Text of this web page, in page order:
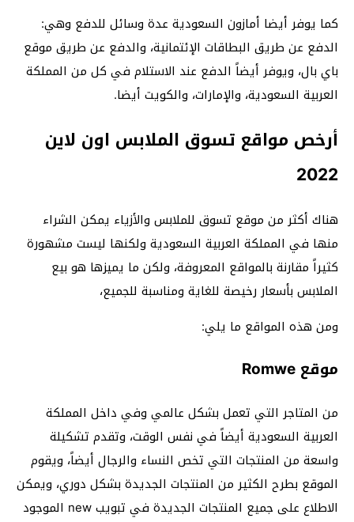
كما يوفر أيضا أمازون السعودية عدة وسائل للدفع وهي:
الدفع عن طريق البطاقات الإئتمانية، والدفع عن طريق موقع
باي بال، ويوفر أيضاً الدفع عند الاستلام في كل من المملكة
العربية السعودية، والإمارات، والكويت أيضا.
أرخص مواقع تسوق الملابس اون لاين
2022
هناك أكثر من موقع تسوق للملابس والأزياء يمكن الشراء
منها في المملكة العربية السعودية ولكنها ليست مشهورة
كثيراً مقارنة بالمواقع المعروفة، ولكن ما يميزها هو بيع
الملابس بأسعار رخيصة للغاية ومناسبة للجميع،
ومن هذه المواقع ما يلي:
موقع Romwe
من المتاجر التي تعمل بشكل عالمي وفي داخل المملكة
العربية السعودية أيضاً في نفس الوقت، وتقدم تشكيلة
واسعة من المنتجات التي تخص النساء والرجال أيضاً، ويقوم
الموقع بطرح الكثير من المنتجات الجديدة بشكل دوري، ويمكن
الاطلاع على جميع المنتجات الجديدة في تبويب new الموجود